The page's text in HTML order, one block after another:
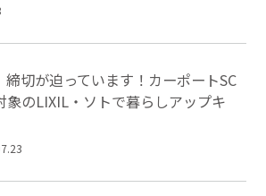
締切が迫っています！カーポートSC
象のLIXIL・ソトで暮らしアップキ